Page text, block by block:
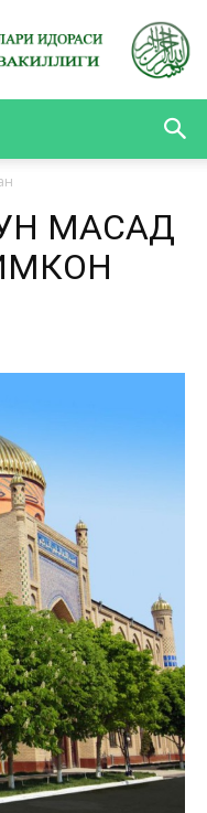
МАҚСАД